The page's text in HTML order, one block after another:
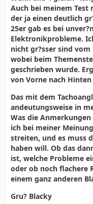
Auch bei meinem
der ja einen deutlich
25er gab es bei
Elektronikprobleme.
nicht gr?sser sind vom
wobei beim
geschrieben wurde.
von Vorne nach Hinten
Das mit dem
andeutungsweise in
Was die
ich bei meiner
streiten, und es muss
haben will. Ob das
ist, welche Probleme
oder ob noch flachere
einem ganz anderen
Gru? Blacky